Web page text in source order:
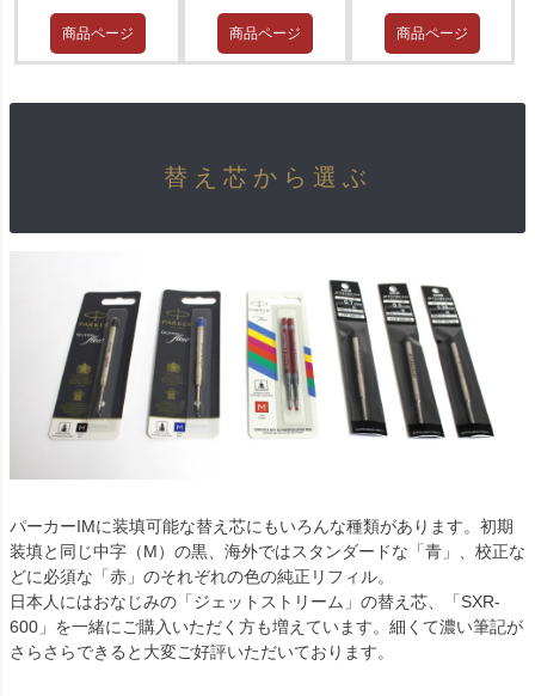
商品ページ 商品ページ 商品ページ
替え芯から選ぶ
パーカーIMに装填可能な替え芯にもいろんな種類があります。初期
装填と同じ中字（M）の黒、海外ではスタンダードな「青」、校正な
どに必須な「赤」のそれぞれの色の純正リフィル。
日本人にはおなじみの「ジェットストリーム」の替え芯、「SXR-
600」を一緒にご購入いただく方も増えています。細くて濃い筆記が
さらさらできると大変ご好評いただいております。